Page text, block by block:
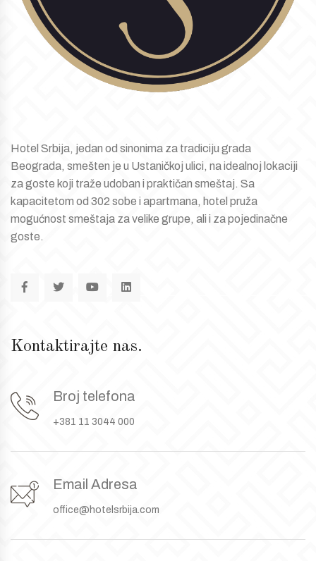
Hotel Srbija, jedan od sinonima za tradiciju grada
Beograda, smešten je u Ustaničkoj ulici, na idealnoj lokaciji
za goste koji traže udoban i praktičan smeštaj. Sa
kapacitetom od 302 sobe i apartmana, hotel pruža
mogućnost smeštaja za velike grupe, ali i za pojedinačne
goste.
Kontaktirajte nas.
Broj telefona
+381 11 3044 000
Email Adresa
office@hotelsrbija.com